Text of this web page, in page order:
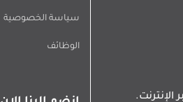
الإنترنت.
سياسة الخصوصية
الوظائف